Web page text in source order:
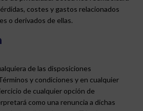
costes y gastos relacionados
o derivados de ellas.
de las disposiciones
y condiciones y en cualquier
de cualquier opción de
como una renuncia a dichas